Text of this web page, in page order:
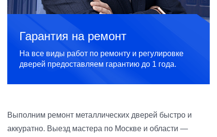
Гарантия на ремонт
На все виды работ по ремонту и регулировке
дверей предоставляем гарантию до 1 года.
Выполним ремонт металлических дверей быстро и
аккуратно. Выезд мастера по Москве и области —